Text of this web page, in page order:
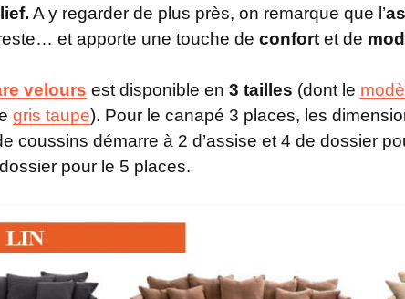
A y regarder de plus près, on remarque que l’
et apporte une touche de confort et de
velours est disponible en 3 tailles (dont le
gris taupe). Pour le canapé 3 places, les
coussins démarre à 2 d’assise et 4 de dossier
pour le 5 places.